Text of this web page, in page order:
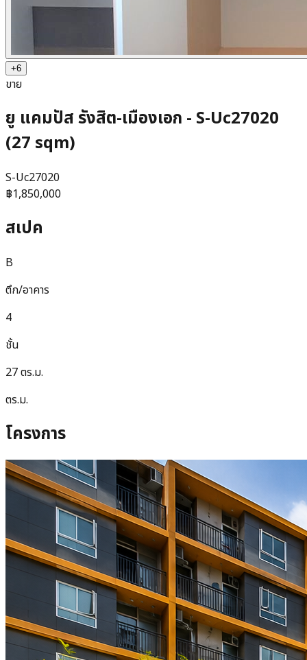
+6
ขาย
ยู แคมปัส รังสิต-เมืองเอก - S-Uc27020
(27 sqm)
S-Uc27020
฿1,850,000
สเปค
B
ตึก/อาคาร
4
ชั้น
27 ตร.ม.
ตร.ม.
โครงการ